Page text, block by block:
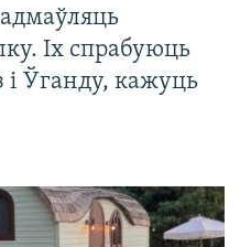
Іх спрабуюць
і Ўганду, кажуць